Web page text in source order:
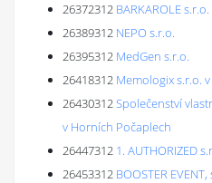
26372312 BARKAROLE
26389312 NEPO s.r.o.
26395312 MedGen s.r.o.
26418312 Memologix s.r.o.
26430312Společenství
v Horních Počaplech
26447312 1. AUTHORIZED
26453312 BOOSTER EVENT,